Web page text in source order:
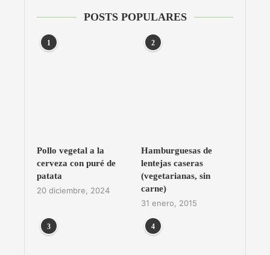
POSTS POPULARES
1
Pollo vegetal a la
cerveza con puré de
patata
20 diciembre, 2024
2
Hamburguesas de
lentejas caseras
(vegetarianas, sin
carne)
31 enero, 2015
3 4